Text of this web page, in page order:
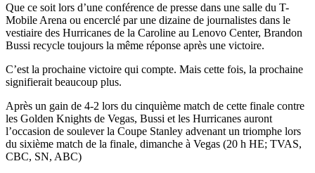
Que ce soit lors d’une conférence de presse dans une salle du T-
Mobile Arena ou encerclé par une dizaine de journalistes dans le
vestiaire des Hurricanes de la Caroline au Lenovo Center, Brandon
Bussi recycle toujours la même réponse après une victoire.
C’est la prochaine victoire qui compte. Mais cette fois, la prochaine
signifierait beaucoup plus.
Après un gain de 4-2 lors du cinquième match de cette finale contre
les Golden Knights de Vegas, Bussi et les Hurricanes auront
l’occasion de soulever la Coupe Stanley advenant un triomphe lors
du sixième match de la finale, dimanche à Vegas (20 h HE; TVAS,
CBC, SN, ABC)